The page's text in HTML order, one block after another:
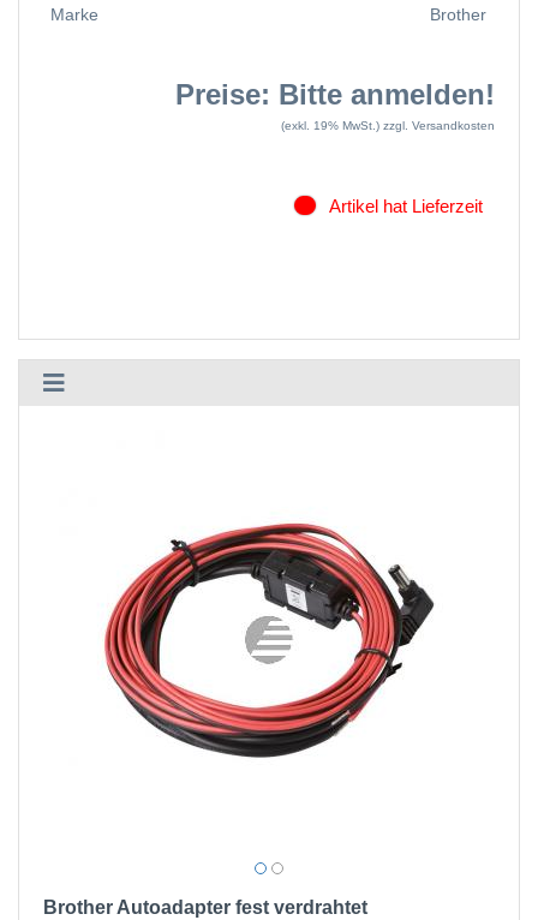
Marke Brother
Preise: Bitte anmelden!
(exkl. 19% MwSt.) zzgl. Versandkosten
Artikel hat Lieferzeit
Brother Autoadapter fest verdrahtet